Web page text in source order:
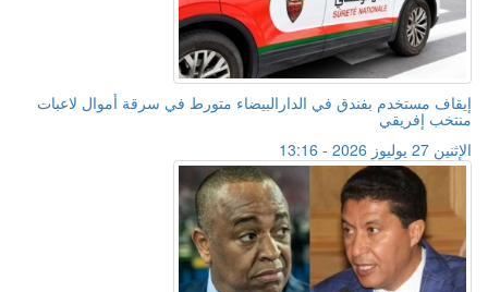
إيقاف مستخدم بفندق في الدارالبيضاء متورط في سرقة أموال لاعبات
منتخب إفريقي
الإثنين 27 يوليوز 2026 - 13:16